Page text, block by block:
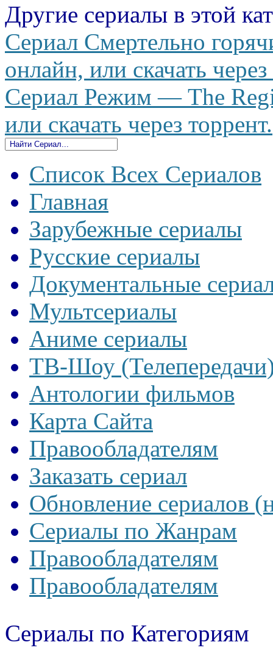
Другие сериалы в этой
Сериал Смертельно
онлайн, или скачать
Сериал Режим — The
или скачать через торрент.
Список Всех Сериалов
Главная
Зарубежные сериалы
Русские сериалы
Документальные
Мультсериалы
Аниме сериалы
ТВ-Шоу
Антологии фильмов
Карта Сайта
Правообладателям
Заказать сериал
Обновление сериалов
Сериалы по Жанрам
Правообладателям
Правообладателям
Сериалы по Категориям